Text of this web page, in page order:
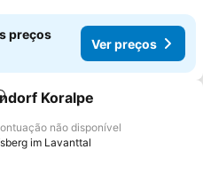
preços
Ver preços
aos favoritos
Koralpe
não disponível
im Lavanttal